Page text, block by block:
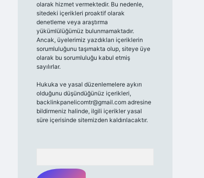
olarak hizmet vermektedir. Bu nedenle,
sitedeki içerikleri proaktif olarak
denetleme veya araştırma
yükümlülüğümüz bulunmamaktadır.
Ancak, üyelerimiz yazdıkları içeriklerin
sorumluluğunu taşımakta olup, siteye üye
olarak bu sorumluluğu kabul etmiş
sayılırlar.
Hukuka ve yasal düzenlemelere aykırı
olduğunu düşündüğünüz içerikleri,
backlinkpanelicomtr@gmail.comadresine
bildirmeniz halinde, ilgili içerikler yasal
süre içerisinde sitemizden kaldırılacaktır.